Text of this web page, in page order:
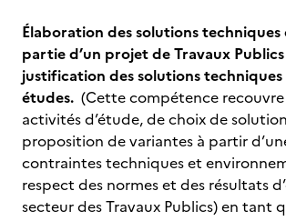
Élaboration des solutions
partie d’un projet de Travaux
justification des solutions techniques
études. (Cette compétence
activités d’étude, de choix de
proposition de variantes à partir
contraintes techniques et
respect des normes et des résultats
secteur des Travaux Publics) en tant